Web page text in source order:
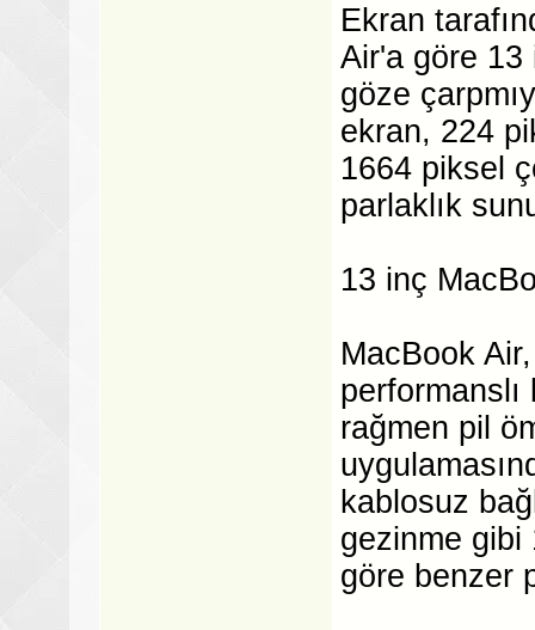
Ekran
Air'a göre 13
göze
ekran, 224
1664 piksel
parlaklık
13 inç
MacBook
rağmen pil
kablosuz
gezinme gibi
göre benzer